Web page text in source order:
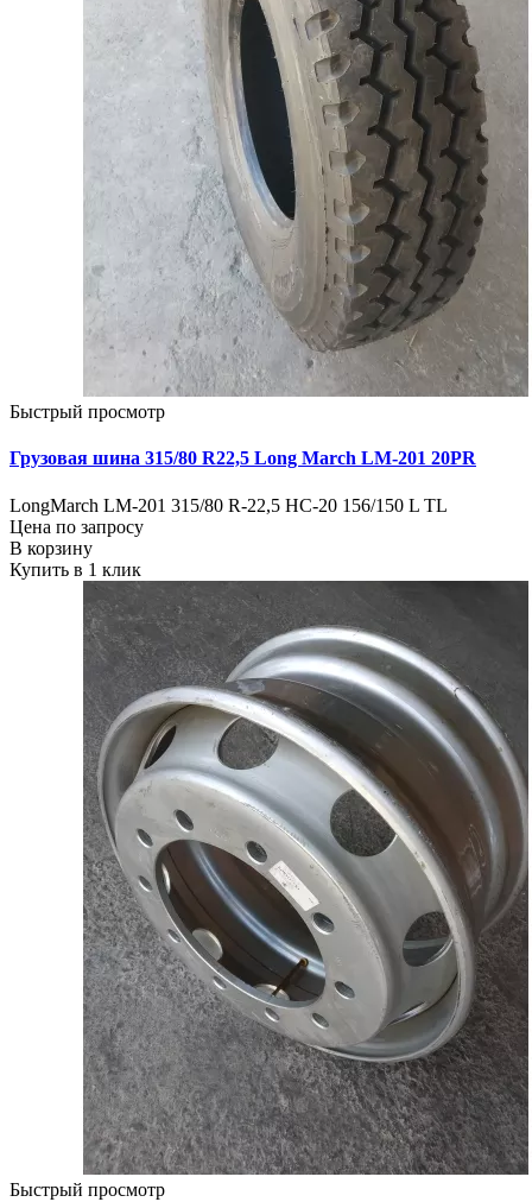
Быстрый просмотр
Грузовая шина 315/80 R22,5 Long March LM-201 20PR
LongMarch LM-201 315/80 R-22,5 HC-20 156/150 L TL
Цена по запросу
В корзину
Купить в 1 клик
Быстрый просмотр